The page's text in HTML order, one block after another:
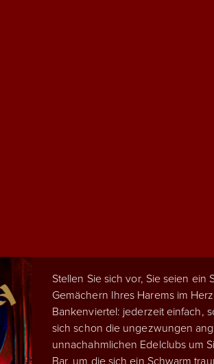
Stellen Sie sich vor, Sie seien ein
Gemächern Ihres Harems im
Bankenviertel: jederzeit einfach,
sich schon die ungezwungen
unnachahmlichen Edelclubs um